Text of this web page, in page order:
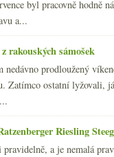
byl pracovně hodně
a...
rakouských sámošek
nedávno prodloužený
Zatímco ostatní lyžovali,
Riesling
pravidelně, a je nemalá